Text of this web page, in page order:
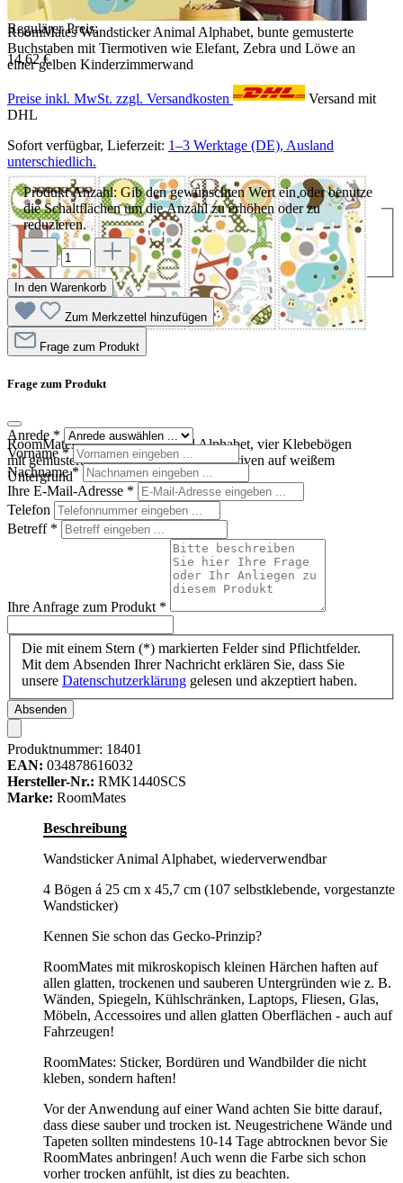
RoomMates Wandsticker Animal Alphabet, bunte gemusterte
Buchstaben mit Tiermotiven wie Elefant, Zebra und Löwe an
einer gelben Kinderzimmerwand
RoomMates Wandsticker Animal Alphabet, vier Klebebögen
mit gemusterten Buchstaben und Tiermotiven auf weißem
Untergrund
Regulärer Preis:
14,62 €
Preise inkl. MwSt. zzgl. Versandkosten
Versand mit
DHL
Sofort verfügbar, Lieferzeit: 1–3 Werktage (DE), Ausland
unterschiedlich.
Produkt Anzahl: Gib den gewünschten Wert ein oder benutze
die Schaltflächen um die Anzahl zu erhöhen oder zu
reduzieren.
In den Warenkorb
Zum Merkzettel hinzufügen
Frage zum Produkt
Frage zum Produkt
Anrede *
Vorname*
Nachname*
Ihre E-Mail-Adresse *
Telefon
Betreff *
Ihre Anfrage zum Produkt *
Die mit einem Stern (*) markierten Felder sind Pflichtfelder.
Mit dem Absenden Ihrer Nachricht erklären Sie, dass Sie
unsere Datenschutzerklärung gelesen und akzeptiert haben.
Absenden
Produktnummer: 18401
EAN: 034878616032
Hersteller-Nr.: RMK1440SCS
Marke: RoomMates
Beschreibung
Wandsticker Animal Alphabet, wiederverwendbar
4 Bögen á 25 cm x 45,7 cm (107 selbstklebende, vorgestanzte
Wandsticker)
Kennen Sie schon das Gecko-Prinzip?
RoomMates mit mikroskopisch kleinen Härchen haften auf
allen glatten, trockenen und sauberen Untergründen wie z. B.
Wänden, Spiegeln, Kühlschränken, Laptops, Fliesen, Glas,
Möbeln, Accessoires und allen glatten Oberflächen - auch auf
Fahrzeugen!
RoomMates: Sticker, Bordüren und Wandbilder die nicht
kleben, sondern haften!
Vor der Anwendung auf einer Wand achten Sie bitte darauf,
dass diese sauber und trocken ist. Neugestrichene Wände und
Tapeten sollten mindestens 10-14 Tage abtrocknen bevor Sie
RoomMates anbringen! Auch wenn die Farbe sich schon
vorher trocken anfühlt, ist dies zu beachten.